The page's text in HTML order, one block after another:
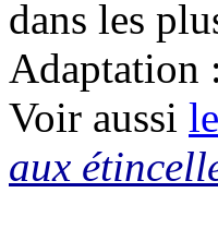
dans les
Adaptation
Voir aussi
aux